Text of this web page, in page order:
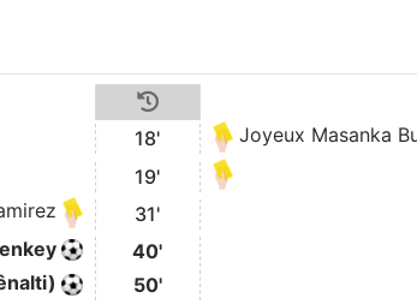
18'
Joyeux Masanka
19'
31'
40'
50'